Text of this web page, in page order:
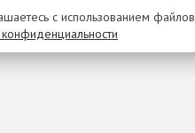
с использованием файлов